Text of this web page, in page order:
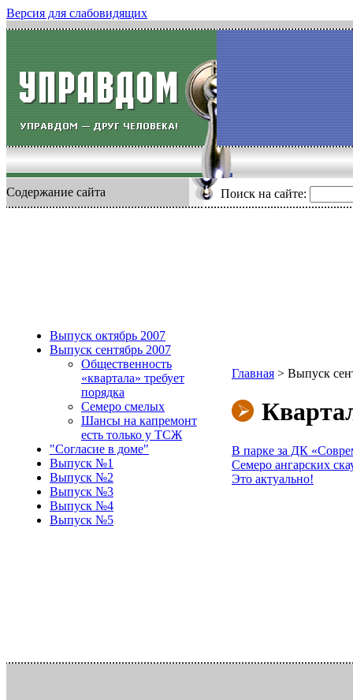
Версия для слабовидящих
Содержание сайта Поиск на сайте:
Выпуск октябрь 2007
Выпуск сентябрь 2007
Общественность
«квартала» требует
порядка
Семеро смелых
Шансы на капремонт
есть только у ТСЖ
"Согласие в доме"
Выпуск №1
Выпуск №2
Выпуск №3
Выпуск №4
Выпуск №5
Главная > Выпуск
В парке за ДК
Семеро ангарских
Это актуально!